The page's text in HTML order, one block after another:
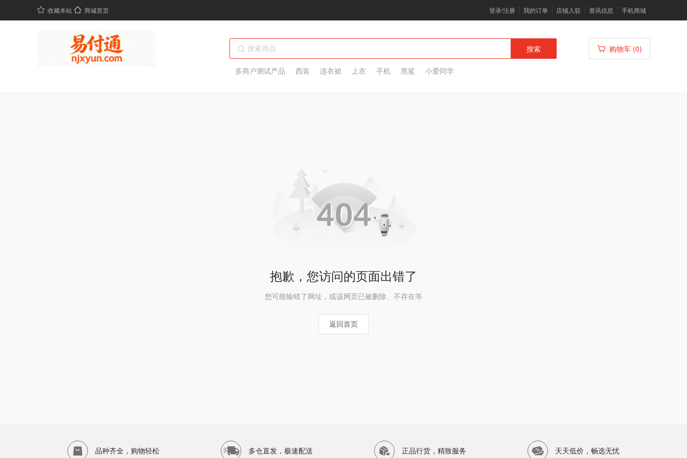
收藏本站 商城首页 登录/注册 我的订单 店铺入驻 资讯信息 手机商城
搜索
多商户测试产品 西装 连衣裙 上衣 手机 黑鲨 小爱同学
购物车 (0)
抱歉，您访问的页面出错了
您可能输错了网址，或该网页已被删除、不存在等
返回首页
品种齐全，购物轻松 多仓直发，极速配送 正品行货，精致服务 天天低价，畅选无忧